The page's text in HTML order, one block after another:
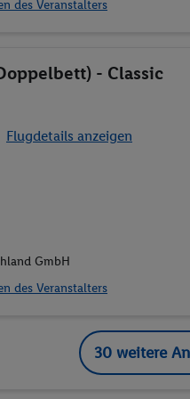
des Veranstalters
- Classic
Flugdetails anzeigen
GmbH
des Veranstalters
30 weitere